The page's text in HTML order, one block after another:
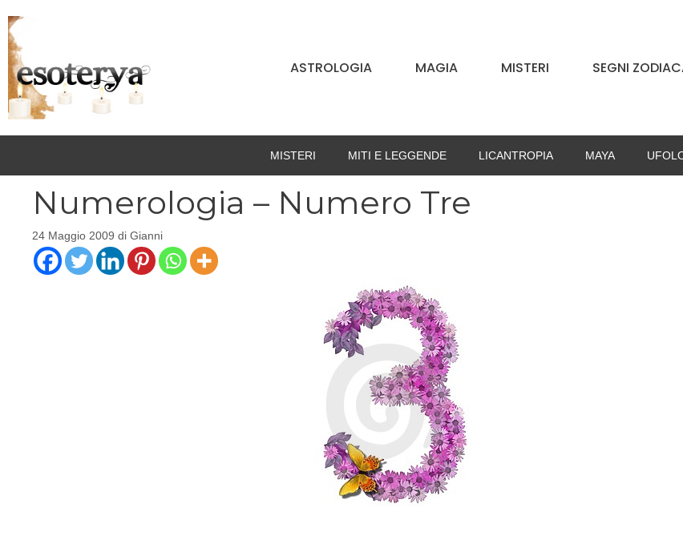
al
contenuto
ASTROLOGIA MAGIA MISTERI SEGNI
MISTERI MITI E LEGGENDE LICANTROPIA MAYA
Numerologia – Numero Tre
24 Maggio 2009 di Gianni